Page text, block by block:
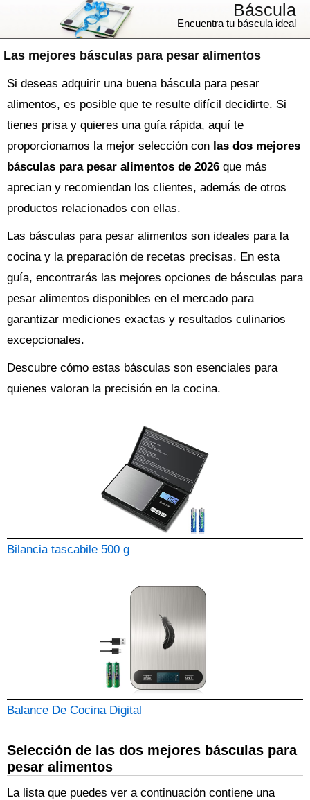
Las mejores básculas para pesar alimentos
Báscula
Encuentra tu báscula ideal
Si deseas adquirir una buena báscula para pesar
alimentos, es posible que te resulte difícil decidirte. Si
tienes prisa y quieres una guía rápida, aquí te
proporcionamos la mejor selección con las dos mejores
básculas para pesar alimentos de 2026 que más
aprecian y recomiendan los clientes, además de otros
productos relacionados con ellas.
Las básculas para pesar alimentos son ideales para la
cocina y la preparación de recetas precisas. En esta
guía, encontrarás las mejores opciones de básculas para
pesar alimentos disponibles en el mercado para
garantizar mediciones exactas y resultados culinarios
excepcionales.
Descubre cómo estas básculas son esenciales para
quienes valoran la precisión en la cocina.
Bilancia tascabile 500 g
Balance De Cocina Digital
Selección de las dos mejores básculas para
pesar alimentos
La lista que puedes ver a continuación contiene una